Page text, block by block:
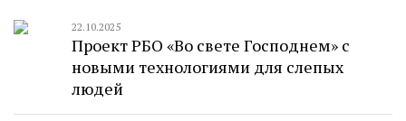
22.10.2025
Проект РБО «Во свете Господнем» с
новыми технологиями для слепых
людей